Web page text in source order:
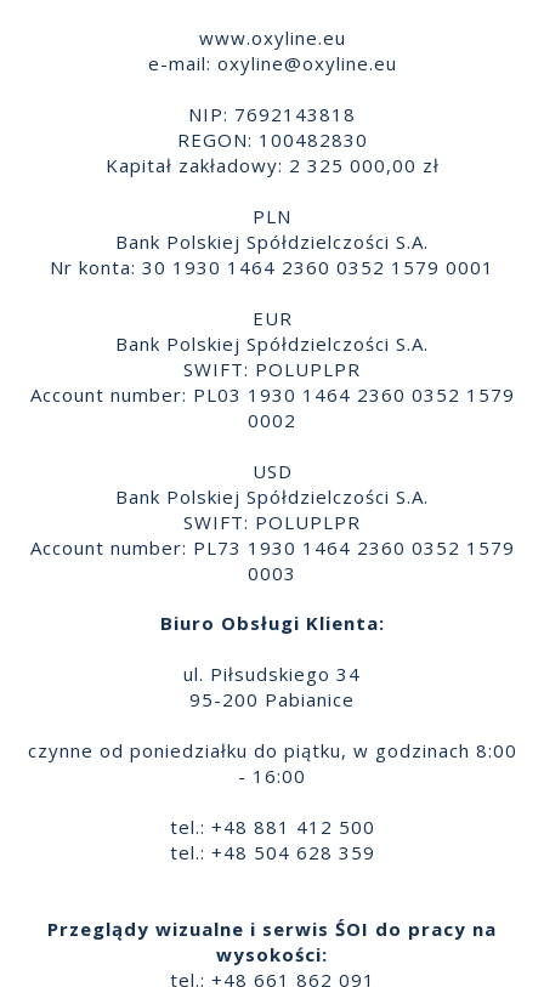
www.oxyline.eu
e-mail: oxyline@oxyline.eu
NIP: 7692143818
REGON: 100482830
Kapitał zakładowy: 2 325 000,00 zł
PLN
Bank Polskiej Spółdzielczości S.A.
Nr konta: 30 1930 1464 2360 0352 1579 0001
EUR
Bank Polskiej Spółdzielczości S.A.
SWIFT: POLUPLPR
Account number: PL03 1930 1464 2360 0352 1579
0002
USD
Bank Polskiej Spółdzielczości S.A.
SWIFT: POLUPLPR
Account number: PL73 1930 1464 2360 0352 1579
0003
Biuro Obsługi Klienta:
ul. Piłsudskiego 34
95-200 Pabianice
czynne od poniedziałku do piątku, w godzinach 8:00
- 16:00
tel.: +48 881 412 500
tel.: +48 504 628 359
Przeglądy wizualne i serwis ŚOI do pracy na
wysokości:
tel.: +48 661 862 091